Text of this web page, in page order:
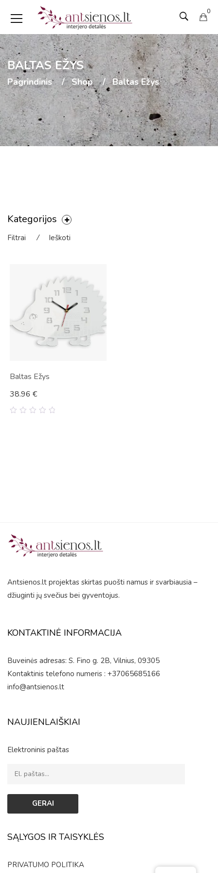
0
BALTAS EŽYS
Pagrindinis Shop Baltas Ežys
Kategorijos
Filtrai ⁄ Ieškoti
Baltas Ežys
38.96 €
Antsienos.lt projektas skirtas puošti namus ir svarbiausia –
džiuginti jų svečius bei gyventojus.
KONTAKTINĖ INFORMACIJA
Buveinės adresas: S. Fino g. 2B, Vilnius, 09305
Kontaktinis telefono numeris : +37065685166
info@antsienos.lt
NAUJIENLAIŠKIAI
Elektroninis paštas
SĄLYGOS IR TAISYKLĖS
PRIVATUMO POLITIKA